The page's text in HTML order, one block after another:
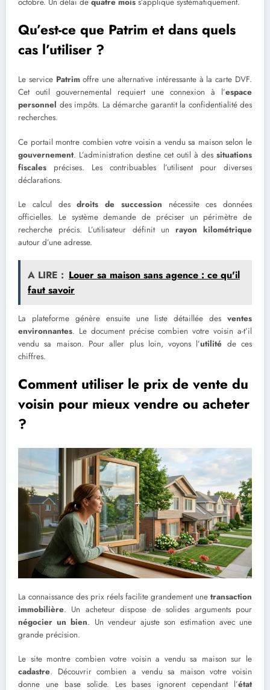
Qu’est-ce que Patrim et dans quels
cas l’utiliser ?
Le service Patrimoffre une alternative intéressante à la carte DVF.
Cet outil gouvernemental requiert une connexion à l’espace
personnel des impôts. La démarche garantit la confidentialité des
recherches.
Ce portail montre combien votre voisin a vendu sa maison selon le
gouvernement. L’administration destine cet outil à des situations
fiscales précises. Les contribuables l’utilisent pour diverses
déclarations.
Le calcul desdroits de succession nécessite ces données
officielles. Le système demande de préciser un périmètre de
recherche précis. L’utilisateur définit un rayon kilométrique
autour d’une adresse.
A LIRE : Louer sa maison sans agence : ce qu'il
faut savoir
La plateforme génère ensuite une liste détaillée des ventes
environnantes. Le document précise combien votre voisin a-t’il
vendu sa maison. Pour aller plus loin, voyons l’utilité de ces
chiffres.
Comment utiliser le prix de vente du
voisin pour mieux vendre ou acheter
?
La connaissance des prix réels facilite grandement une transaction
immobilière. Un acheteur dispose de solides arguments pour
négocier un bien. Un vendeur ajuste son estimation avec une
grande précision.
Le site montre combien votre voisin a vendu sa maison sur le
cadastre. Découvrir combien a vendu sa maison votre voisin
donne une base solide. Les bases ignorent cependant l’état